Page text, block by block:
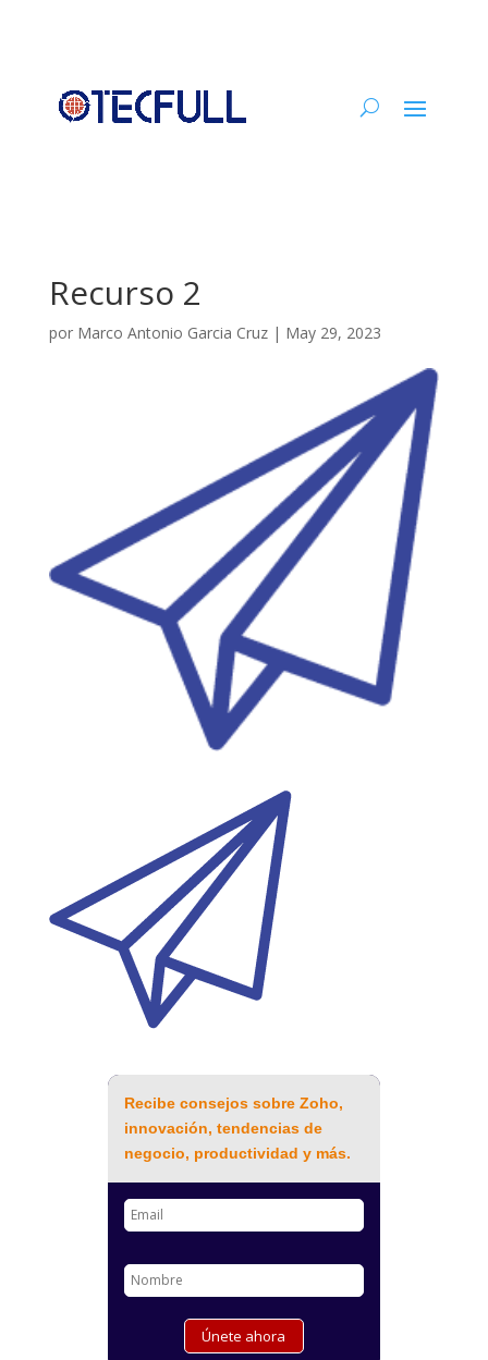
Recurso 2
por Marco Antonio Garcia Cruz| May 29, 2023
Recibe consejos sobre Zoho,
innovación, tendencias de
negocio, productividad y más.